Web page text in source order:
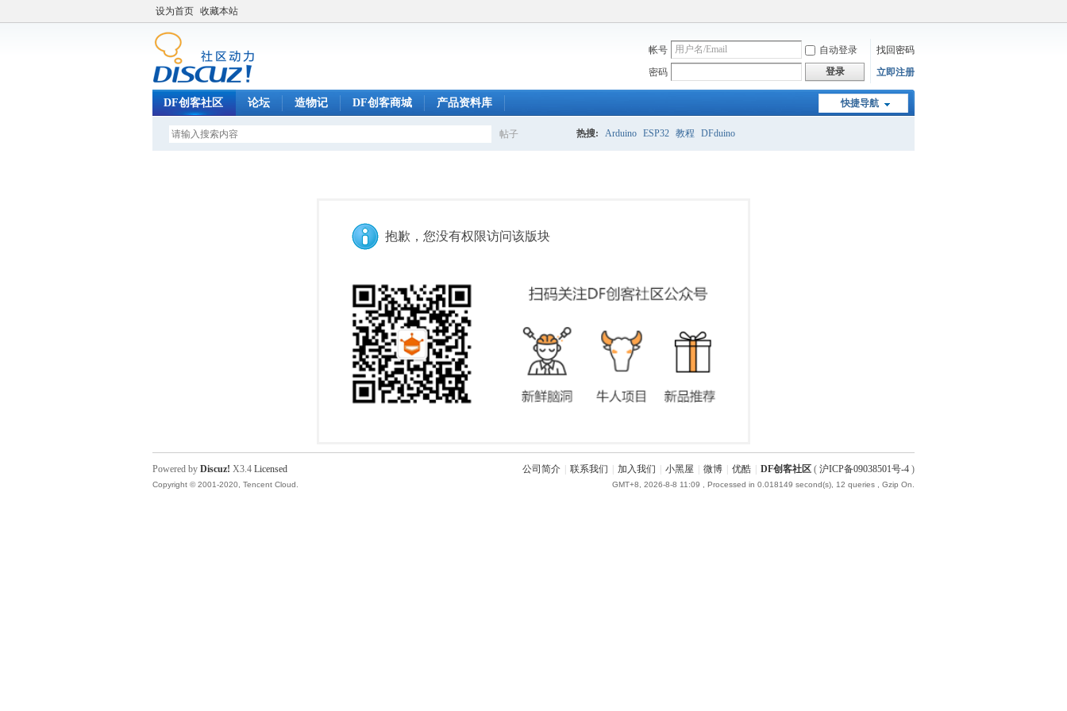
设为首页 收藏本站
帐号 自动登录
找回密码
密码
登录 立即注册
快捷导航
DF创客社区 论坛 造物记 DF创客商城 产品资料库
帖子 热搜: Arduino ESP32 教程 DFduino
抱歉，您没有权限访问该版块
公司简介 联系我们 加入我们 小黑屋 微博 优酷 DF创客社区 ( 沪ICP备09038501号-4 )
GMT+8, 2026-8-8 11:09 , Processed in 0.018149 second(s), 12 queries , Gzip On.
Powered by Discuz! X3.4 Licensed
Copyright © 2001-2020, Tencent Cloud.